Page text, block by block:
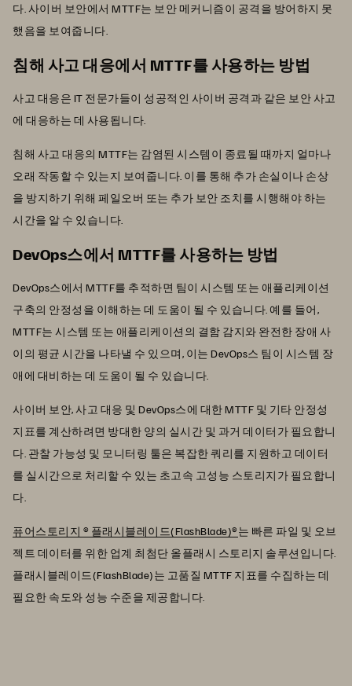
다. 사이버 보안에서 MTTF는 보안 메커니즘이 공격을 방어하지 못
했음을 보여줍니다.
침해 사고 대응에서 MTTF를 사용하는 방법
사고 대응은 IT 전문가들이 성공적인 사이버 공격과 같은 보안 사고
에 대응하는 데 사용됩니다.
침해 사고 대응의 MTTF는 감염된 시스템이 종료될 때까지 얼마나
오래 작동할 수 있는지 보여줍니다. 이를 통해 추가 손실이나 손상
을 방지하기 위해 페일오버 또는 추가 보안 조치를 시행해야 하는
시간을 알 수 있습니다.
DevOps스에서 MTTF를 사용하는 방법
DevOps스에서 MTTF를 추적하면 팀이 시스템 또는 애플리케이션
구축의 안정성을 이해하는 데 도움이 될 수 있습니다. 예를 들어,
MTTF는 시스템 또는 애플리케이션의 결함 감지와 완전한 장애 사
이의 평균 시간을 나타낼 수 있으며, 이는 DevOps스 팀이 시스템 장
애에 대비하는 데 도움이 될 수 있습니다.
사이버 보안, 사고 대응 및 DevOps스에 대한 MTTF 및 기타 안정성
지표를 계산하려면 방대한 양의 실시간 및 과거 데이터가 필요합니
다. 관찰 가능성 및 모니터링 툴은 복잡한 쿼리를 지원하고 데이터
를 실시간으로 처리할 수 있는 초고속 고성능 스토리지가 필요합니
다.
퓨어스토리지 ® 플래시블레이드(FlashBlade)®는 빠른 파일 및 오브
젝트 데이터를 위한 업계 최첨단 올플래시 스토리지 솔루션입니다.
플래시블레이드(FlashBlade)는 고품질 MTTF 지표를 수집하는 데
필요한 속도와 성능 수준을 제공합니다.